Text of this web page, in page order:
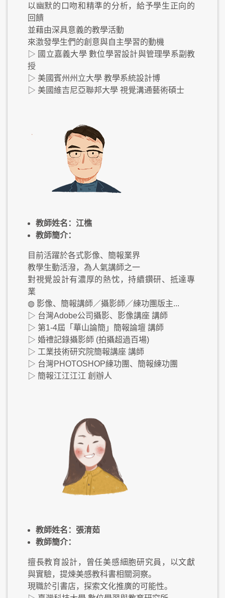
以幽默的口吻和精準的分析，給予學生正向的
回饋
並藉由深具意義的教學活動
來激發學生們的創意與自主學習的動機
▷ 國立嘉義大學 數位學習設計與管理學系副教
授
▷ 美國賓州州立大學 教學系統設計博
▷ 美國維吉尼亞聯邦大學 視覺溝通藝術碩士
教師姓名：江樵
教師簡介：
目前活躍於各式影像、簡報業界
教學生動活潑，為人氣講師之一
對視覺設計有濃厚的熱忱，持續鑽研、抵達專
業
◍ 影像、簡報講師／攝影師／練功團版主...
▷ 台灣Adobe公司攝影、影像講座 講師
▷ 第1-4屆「華山論簡」簡報論壇 講師
▷ 婚禮記錄攝影師 (拍攝超過百場)
▷ 工業技術研究院簡報講座 講師
▷ 台灣PHOTOSHOP練功團、簡報練功團
▷ 簡報江江江江 創辦人
教師姓名：張淯茹
教師簡介：
擅長教育設計，曾任美感細胞研究員，以文獻
與實驗，提煉美感教科書相關洞察。
現職於引書店，探索文化推廣的可能性。